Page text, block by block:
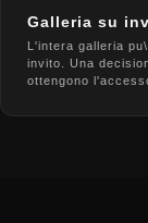
Galleria su
L'intera galleria
invito. Una
ottengono